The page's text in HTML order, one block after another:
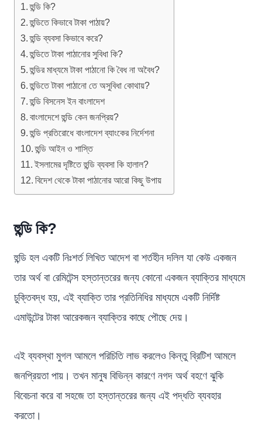
হুন্ডি কি?
হুন্ডিতে কিভাবে টাকা পাঠায়?
হুন্ডি ব্যবসা কিভাবে করে?
হুন্ডিতে টাকা পাঠানোর সুবিধা কি?
হুন্ডির মাধ্যমে টাকা পাঠানো কি বৈধ না অবৈধ?
হুন্ডিতে টাকা পাঠানো তে অসুবিধা কোথায়?
হুন্ডি বিসনেস ইন বাংলাদেশ
বাংলাদেশে হুন্ডি কেন জনপ্রিয়?
হুন্ডি প্রতিরোধে বাংলাদেশ ব্যাংকের নির্দেশনা
হুন্ডি আইন ও শাস্তি
ইসলামের দৃষ্টিতে হুন্ডি ব্যবসা কি হালাল?
বিদেশ থেকে টাকা পাঠানোর আরো কিছু উপায়
হুন্ডি কি?
হুন্ডি হল একটি নিঃশর্ত লিখিত আদেশ বা শর্তহীন দলিল যা কেউ একজন
তার অর্থ বা রেমিটেন্স হস্তান্তরের জন্য কোনো একজন ব্যাক্তির মাধ্যমে
চুক্তিবদ্ধ হয়, এই ব্যাক্তি তার প্রতিনিধির মাধ্যমে একটি নির্দিষ্ট
এমাউন্টের টাকা আরেকজন ব্যাক্তির কাছে পৌছে দেয়।
এই ব্যবস্থা মুগল আমলে পরিচিতি লাভ করলেও কিন্তু ব্রিটিশ আমলে
জনপ্রিয়তা পায়। তখন মানুষ বিভিন্ন কারণে নগদ অর্থ বহণে ‍ঝুকি
বিবেচনা করে বা সহজে তা হস্তান্তরের জন্য এই পদ্ধতি ব্যবহার
করতো।